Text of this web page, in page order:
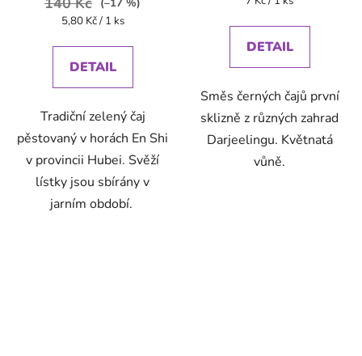
(–17 %)
Měrná
5,80 Kč / 1 ks
DETAIL
Tradiční zelený čaj
pěstovaný v horách En Shi
v provincii Hubei. Svěží
lístky jsou sbírány v
jarním období.
DETAIL
Směs černých čajů první
sklizně z různých zahrad
Darjeelingu. Květnatá
vůně.